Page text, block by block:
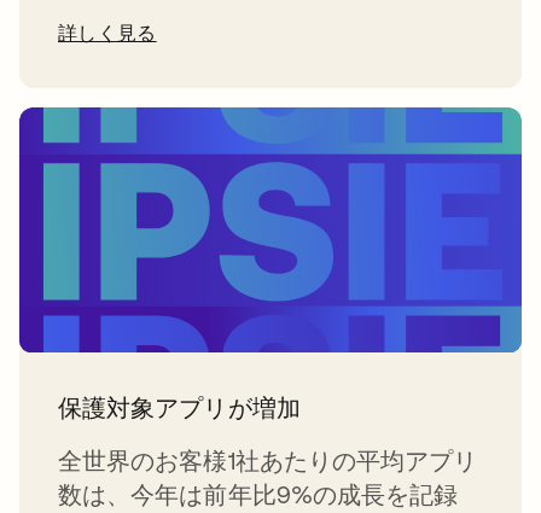
詳しく見る
保護対象アプリが増加
全世界のお客様1社あたりの平均アプリ
数は、今年は前年比9%の成長を記録